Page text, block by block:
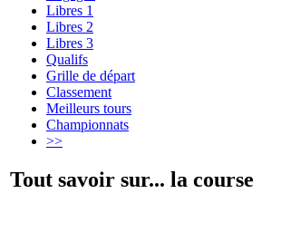
Libres 1
Libres 2
Libres 3
Qualifs
Grille de départ
Classement
Meilleurs tours
Championnats
>>
Tout savoir sur... la course